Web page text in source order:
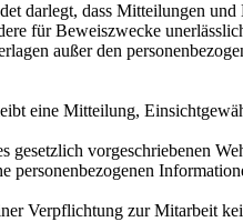
darlegt, dass Mitteilungen
für Beweiszwecke
außer den
eine Mitteilung,
vorgeschriebenen
personenbezogenen
Verpflichtung zur Mitarbeit